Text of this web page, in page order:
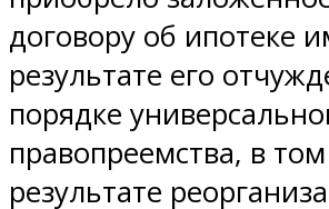
договору об ипотеке
результате его
порядке
правопреемства, в
результате